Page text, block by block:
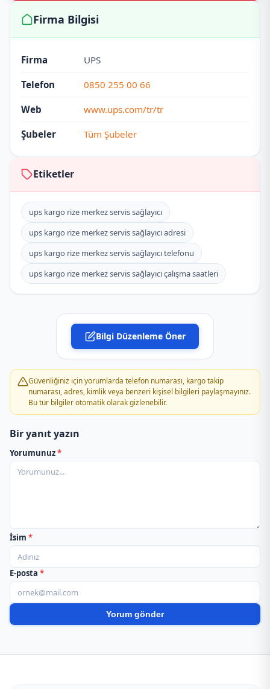
Firma Bilgisi
Firma UPS
Telefon 0850 255 00 66
Web www.ups.com/tr/tr
Şubeler Tüm Şubeler
Etiketler
ups kargo rize merkez servis sağlayıcı
ups kargo rize merkez servis sağlayıcı adresi
ups kargo rize merkez servis sağlayıcı telefonu
ups kargo rize merkez servis sağlayıcı çalışma saatleri
Bilgi Düzenleme Öner
Güvenliğiniz için yorumlarda telefon numarası, kargo takip
numarası, adres, kimlik veya benzeri kişisel bilgileri paylaşmayınız.
Bu tür bilgiler otomatik olarak gizlenebilir.
Bir yanıt yazın
Yorumunuz*
İsim *
E-posta *